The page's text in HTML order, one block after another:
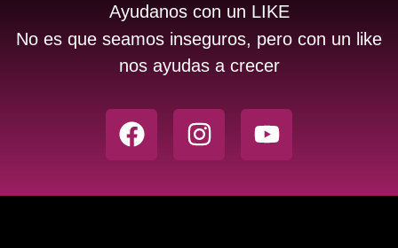
Ayudanos con un LIKE
No es que seamos inseguros, pero con un like
nos ayudas a crecer